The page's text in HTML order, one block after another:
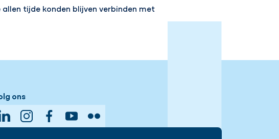
tijde konden blijven verbinden met
ons
LinkedInInstagram
FacebookYouTubeFlickr